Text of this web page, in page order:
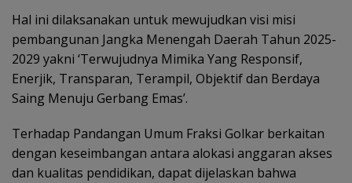
Hal ini dilaksanakan untuk mewujudkan visi misi
pembangunan Jangka Menengah Daerah Tahun 2025-
2029 yakni ‘Terwujudnya Mimika Yang Responsif,
Enerjik, Transparan, Terampil, Objektif dan Berdaya
Saing Menuju Gerbang Emas’.
Terhadap Pandangan Umum Fraksi Golkar berkaitan
dengan keseimbangan antara alokasi anggaran akses
dan kualitas pendidikan, dapat dijelaskan bahwa